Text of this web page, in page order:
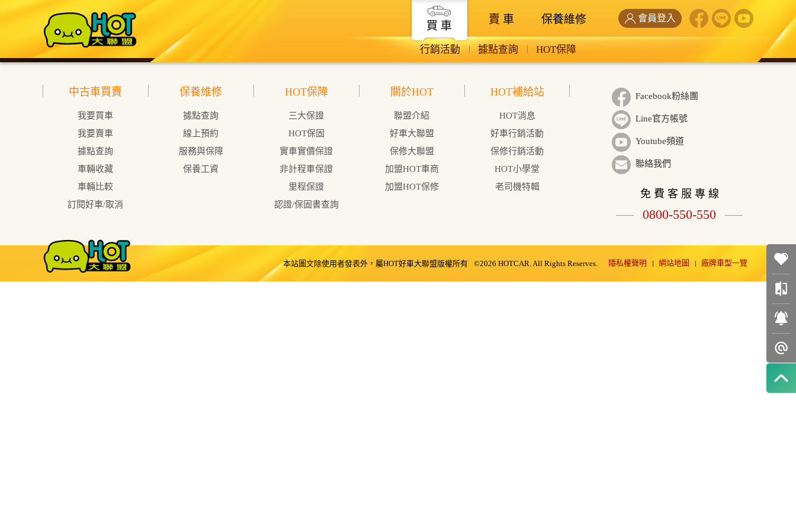
會員登入
買 車
賣 車 保養維修
行銷活動 據點查詢 HOT保障
我的
收藏
車輛
比較
訂閱
好車
智能
推播
中古車買賣
我要買車
我要賣車
據點查詢
車輛收藏
車輛比較
訂閱好車/取消
保養維修
據點查詢
線上預約
服務與保障
保養工資
HOT保障
三大保證
HOT保固
實車實價保證
非計程車保證
里程保證
認證/保固書查詢
關於HOT
聯盟介紹
好車大聯盟
保修大聯盟
加盟HOT車商
加盟HOT保修
HOT補給站
HOT消息
好車行銷活動
保修行銷活動
HOT小學堂
老司機特輯
Facebook粉絲團
Line官方帳號
Youtube頻道
聯絡我們
免 費 客 服 專 線
0800-550-550
本站圖文除使用者發表外，屬HOT好車大聯盟版權所有 ©2026 HOTCAR. All Rights Reserves. 隱私權聲明 網站地圖 廠牌車型一覽